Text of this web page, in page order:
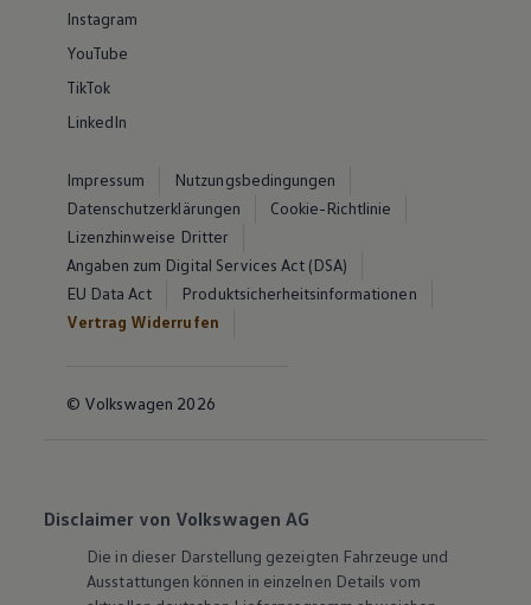
Instagram
YouTube
TikTok
LinkedIn
Impressum
Nutzungsbedingungen
Datenschutzerklärungen
Cookie-Richtlinie
Lizenzhinweise Dritter
Angaben zum Digital Services Act (DSA)
EU Data Act
Produktsicherheitsinformationen
Vertrag Widerrufen
© Volkswagen 2026
Disclaimer von Volkswagen AG
Die in dieser Darstellung gezeigten Fahrzeuge und
Ausstattungen können in einzelnen Details vom